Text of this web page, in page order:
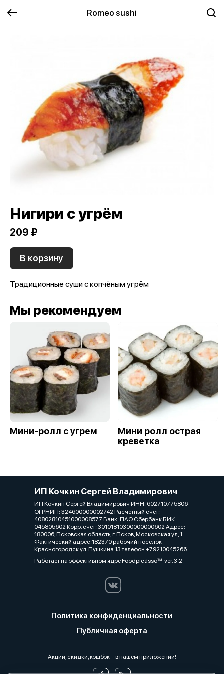
Romeo sushi
Нигири с угрём
209 ₽
В корзину
Традиционные суши с копчёным угрём
Мы рекомендуем
Мини-ролл с угрем
Мини ролл острая
креветка
ИП Кочкин Сергей Владимирович
ИП Кочкин Сергей Владимирович ИНН: 602710775806
ОГРНИП: 324600000002742 Расчетный счет:
40802810451000008577 Банк: ПАО Сбербанк БИК:
045805602 Корр. счет: 30101810300000000602 Адрес:
180006, Псковская область, г. Псков, Московская ул, 1
Фактический адрес:182370 рабочий посёлок
Красногородск ул. Пушкина 13 телефон +79210045266
Работает на эффективном ядреFoodpicássover. 3.2
Политика конфиденциальности
Публичная оферта
Акции, скидки, кэшбэк − в нашем приложении!